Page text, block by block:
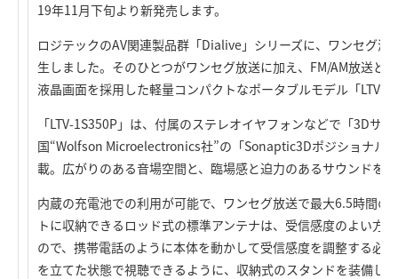
19年11月下旬より新発売します。
ロジテックのAV関連製品群「Dialive」シリーズに、ワンセグ液
生しました。そのひとつがワンセグ放送に加え、FM/AM放送と
液晶画面を採用した軽量コンパクトなポータブルモデル「LTV-
「LTV-1S350P」は、付属のステレオイヤフォンなどで「3Dサ
国“Wolfson Microelectronics社”の「Sonaptic3Dポジショナル
載。広がりのある音場空間と、臨場感と迫力のあるサウンドを
内蔵の充電池での利用が可能で、ワンセグ放送で最大6.5時間の
トに収納できるロッド式の標準アンテナは、受信感度のよい方
ので、携帯電話のように本体を動かして受信感度を調整する必
を立てた状態で視聴できるように、収納式のスタンドを装備し